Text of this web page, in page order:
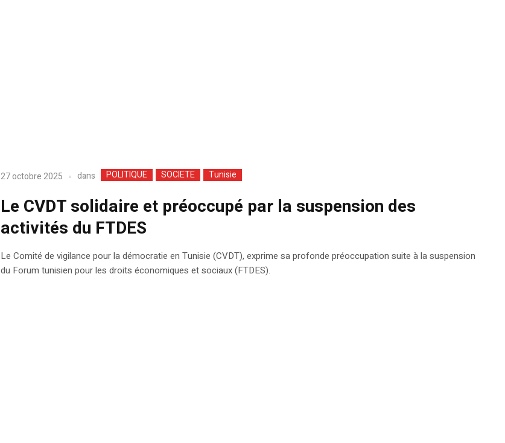
27 octobre 2025 dans POLITIQUE SOCIETE Tunisie
Le CVDT solidaire et préoccupé par la suspension des
activités du FTDES
Le Comité de vigilance pour la démocratie en Tunisie (CVDT), exprime sa profonde préoccupation suite à la suspension
du Forum tunisien pour les droits économiques et sociaux (FTDES).